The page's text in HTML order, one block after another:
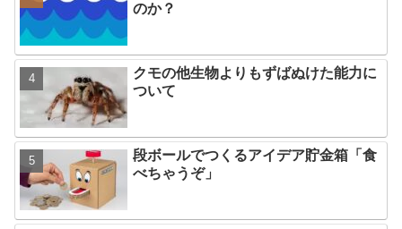
のか？
クモの他生物よりもずばぬけた能力に
ついて
段ボールでつくるアイデア貯金箱「食
べちゃうぞ」